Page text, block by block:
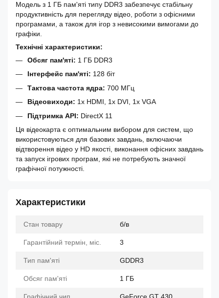
Модель з 1 ГБ пам'яті типу DDR3 забезпечує стабільну
продуктивність для перегляду відео, роботи з офісними
програмами, а також для ігор з невисокими вимогами до
графіки.
Технічні характеристики:
Обсяг пам'яті: 1 ГБ DDR3
Інтерфейс пам'яті: 128 біт
Тактова частота ядра: 700 МГц
Відеовиходи: 1x HDMI, 1x DVI, 1x VGA
Підтримка API: DirectX 11
Ця відеокарта є оптимальним вибором для систем, що
використовуються для базових завдань, включаючи
відтворення відео у HD якості, виконання офісних завдань
та запуск ігрових програм, які не потребують значної
графічної потужності.
Характеристики
Стан товару б/в
Гарантійний термін, міс. 3
Тип пам'яті GDDR3
Обсяг пам'яті 1 ГБ